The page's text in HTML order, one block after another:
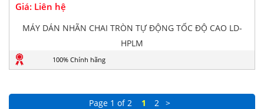
Giá: Liên hệ
MÁY DÁN NHÃN CHAI TRÒN TỰ ĐỘNG TỐC ĐỘ CAO LD-
HPLM
100% Chính hãng
Page 1 of 2 1 2 >